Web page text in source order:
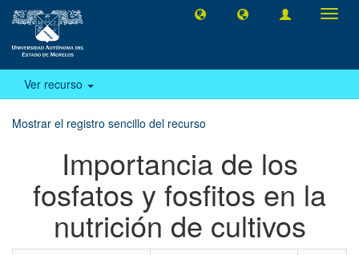
Ver recurso
Mostrar el registro sencillo del recurso
Importancia de los
fosfatos y fosfitos en la
nutrición de cultivos